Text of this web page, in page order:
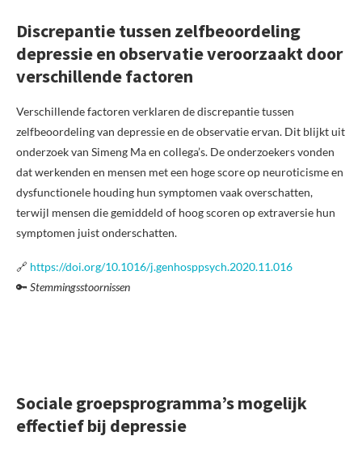
Discrepantie tussen zelfbeoordeling
depressie en observatie veroorzaakt door
verschillende factoren
Verschillende factoren verklaren de discrepantie tussen
zelfbeoordeling van depressie en de observatie ervan. Dit blijkt uit
onderzoek van Simeng Ma en collega’s. De onderzoekers vonden
dat werkenden en mensen met een hoge score op neuroticisme en
dysfunctionele houding hun symptomen vaak overschatten,
terwijl mensen die gemiddeld of hoog scoren op extraversie hun
symptomen juist onderschatten.
🔗 https://doi.org/10.1016/j.genhosppsych.2020.11.016
🔑Stemmingsstoornissen
Sociale groepsprogramma’s mogelijk
effectief bij depressie